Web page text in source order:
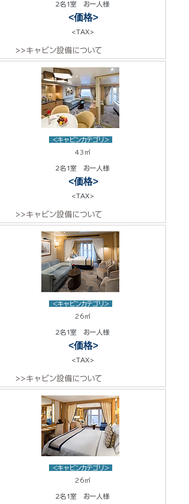
2名1室 お一人様
<価格>
<TAX>
>>キャビン設備について
<キャビンカテゴリ>
43㎡
2名1室 お一人様
<価格>
<TAX>
>>キャビン設備について
<キャビンカテゴリ>
26㎡
2名1室 お一人様
<価格>
<TAX>
>>キャビン設備について
<キャビンカテゴリ>
26㎡
2名1室 お一人様